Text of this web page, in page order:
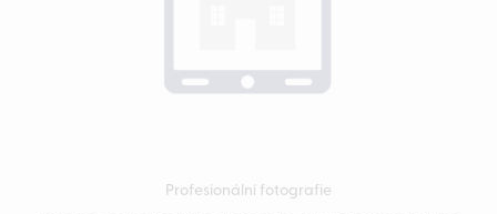
Profesionální fotografie